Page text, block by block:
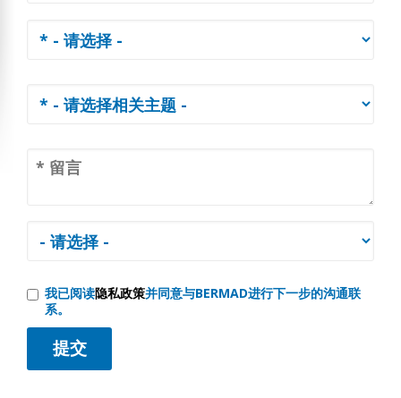
我已阅读隐私政策并同意与BERMAD进行下一步的沟通联
系。